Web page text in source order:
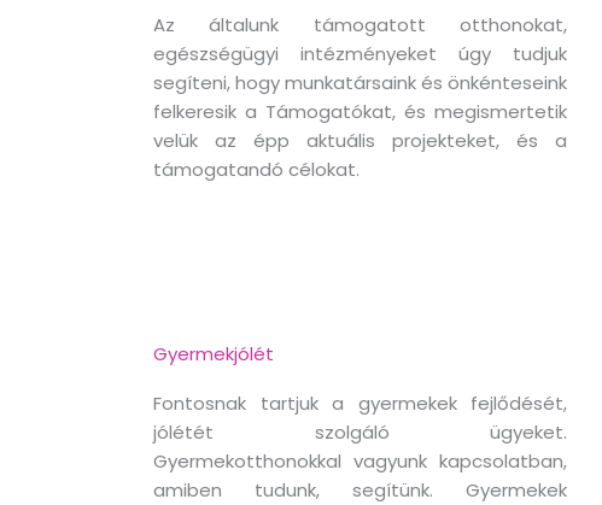
Az általunk támogatott otthonokat,
egészségügyi intézményeket úgy tudjuk
segíteni, hogy munkatársaink és önkénteseink
felkeresik a Támogatókat, és megismertetik
velük az épp aktuális projekteket, és a
támogatandó célokat.
Gyermekjólét
Fontosnak tartjuk a gyermekek fejlődését,
jólétét szolgáló ügyeket.
Gyermekotthonokkal vagyunk kapcsolatban,
amiben tudunk, segítünk. Gyermekek